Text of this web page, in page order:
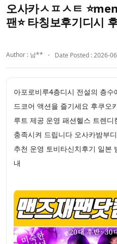
오사카ㅅㅍㅅㅌ
팬⭐ 타칭보후기디시
Author : 남** Date Posted : 2026-
아포로비루4층디시 전설의 층
드코어 액션을 즐기세요 후쿠오
루트 제공 운영 패션헬스 트렌
충족시켜 드립니다 오사카밤부
추천 운영 토비타신치후기 일본
내